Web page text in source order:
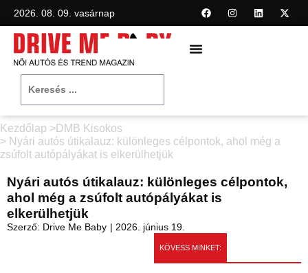
2026. 08. 09. vasárnap
Kezdőlap >DMB Kisokos
> Nyári autós útikalauz: különleges célpontok, ahol még a
zsúfolt autópályákat is elkerülhetjük
Nyári autós útikalauz: különleges célpontok,
ahol még a zsúfolt autópályákat is
elkerülhetjük
Szerző: Drive Me Baby | 2026. június 19.
KÖVESS MINKET: